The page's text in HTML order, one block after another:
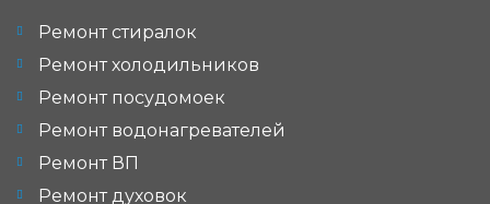
Ремонт стиралок
Ремонт холодильников
Ремонт посудомоек
Ремонт водонагревателей
Ремонт ВП
Ремонт духовок